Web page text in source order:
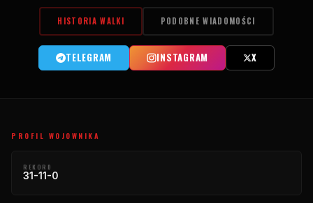
HISTORIA WALKI PODOBNE WIADOMOŚCI
TELEGRAM INSTAGRAM X
PROFIL WOJOWNIKA
REKORD
31-11-0